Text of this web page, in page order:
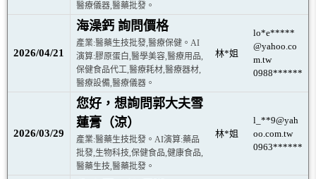
醫療儀器,醫藥批發。
2026/04/21
海澡鈣 詢問價格
產業:醫藥生技批發,醫療保健。AI
演算:膠原蛋白,醫學美容,醫療用品,
保健食品代工,醫療耗材,醫療器材,
醫療設備,醫療儀器。
林*姐
lo*e*****
@yahoo.co
m.tw
0988******
2026/03/29
您好，想詢問郭大夫雪
蓮膏（涼）
產業:醫藥生技批發。AI演算:藥品
批發,生物科技,保健食品,健康食品,
醫藥生技,醫藥批發。
林*姐
l_**9@yah
oo.com.tw
0963******